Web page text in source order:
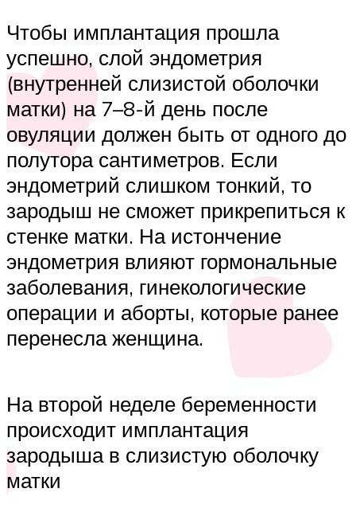
Чтобы имплантация прошла
успешно, слой эндометрия
(внутренней слизистой оболочки
матки) на 7–8-й день после
овуляции должен быть от одного до
полутора сантиметров. Если
эндометрий слишком тонкий, то
зародыш не сможет прикрепиться к
стенке матки. На истончение
эндометрия влияют гормональные
заболевания, гинекологические
операции и аборты, которые ранее
перенесла женщина.
На второй неделе беременности
происходит имплантация
зародыша в слизистую оболочку
матки